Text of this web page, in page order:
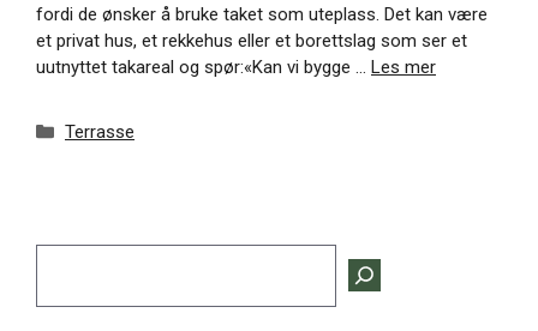
fordi de ønsker å bruke taket som uteplass. Det kan være
et privat hus, et rekkehus eller et borettslag som ser et
uutnyttet takareal og spør:«Kan vi bygge … Les mer
Kategorier
Terrasse